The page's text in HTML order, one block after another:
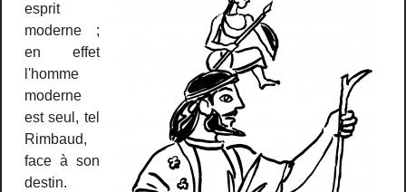
esprit
moderne ;
en effet
l'homme
moderne
est seul, tel
Rimbaud,
face à son
destin.